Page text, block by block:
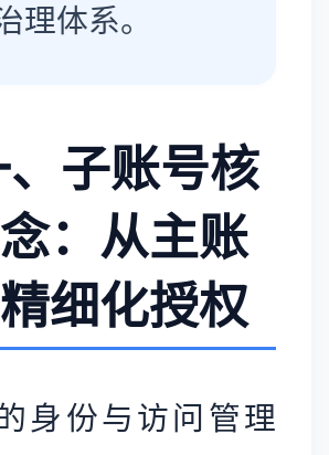
理体系。
、子账号核
：从主账
细化授权
身份与访问管理